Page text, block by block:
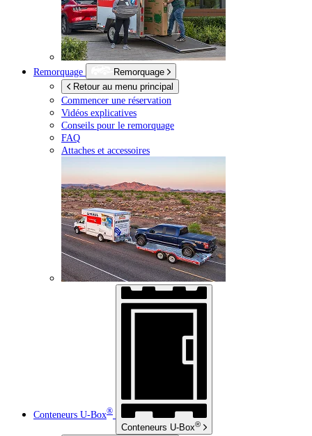
Remorquage
Remorquage
Retour au menu principal
Commencer une réservation
Vidéos explicatives
Conseils pour le remorquage
FAQ
Attaches et accessoires
Conteneurs U-Box®
Conteneurs U-Box®